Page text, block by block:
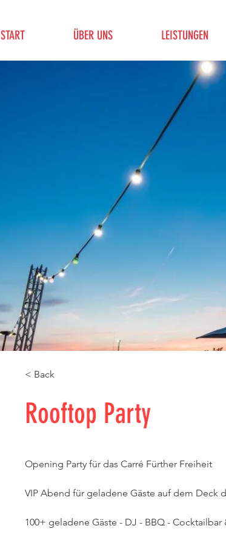
START ÜBER UNS LEISTUNGEN
< Back
Rooftop Party
Opening Party für das Carré Fürther Freiheit
VIP Abend für geladene Gäste auf dem Deck
100+ geladene Gäste - DJ - BBQ - Cocktailbar